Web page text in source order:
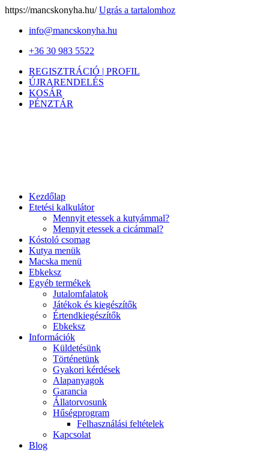
https://mancskonyha.hu/ Ugrás a tartalomhoz
info@mancskonyha.hu
+36 30 983 5522
REGISZTRÁCIÓ | PROFIL
ÚJRARENDELÉS
KOSÁR
PÉNZTÁR
Kezdőlap
Etetési kalkulátor
Mennyit etessek a kutyámmal?
Mennyit etessek a cicámmal?
Kóstoló csomag
Kutya menük
Macska menü
Ebkeksz
Egyéb termékek
Jutalomfalatok
Játékok és kiegészítők
Értendkiegészítők
Ebkeksz
Információk
Küldetésünk
Történetünk
Gyakori kérdések
Alapanyagok
Garancia
Állatorvosunk
Hűségprogram
Felhasználási feltételek
Kapcsolat
Blog